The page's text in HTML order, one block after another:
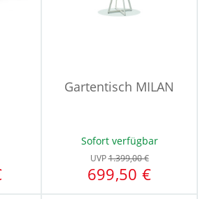
Gartentisch MILAN
Sofort verfügbar
UVP1.399,00 €
699,50 €